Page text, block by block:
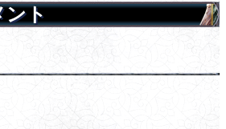
ント